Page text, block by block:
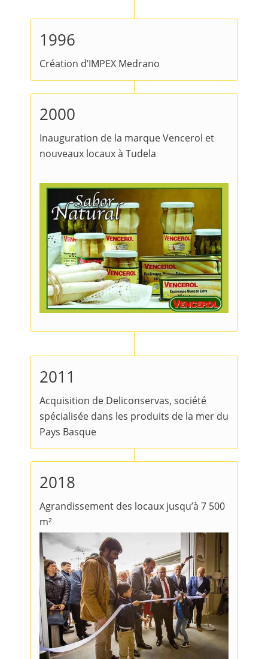
1996
Création d’IMPEX Medrano
2000
Inauguration de la marque Vencerol et
nouveaux locaux à Tudela
2011
Acquisition de Deliconservas, société
spécialisée dans les produits de la mer du
Pays Basque
2018
Agrandissement des locaux jusqu’à 7 500
m²